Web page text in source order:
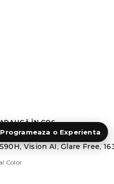
ÎN COȘ
Vision AI, Glare Free,
Color
Programeaza o Experienta